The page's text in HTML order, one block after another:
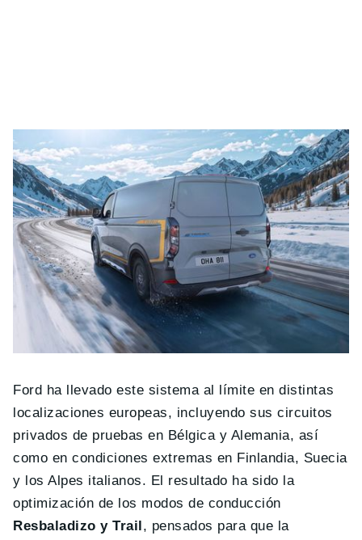
Ford ha llevado este sistema al límite en distintas
localizaciones europeas, incluyendo sus circuitos
privados de pruebas en Bélgica y Alemania, así
como en condiciones extremas en Finlandia, Suecia
y los Alpes italianos. El resultado ha sido la
optimización de los modos de conducción
Resbaladizo y Trail, pensados para que la